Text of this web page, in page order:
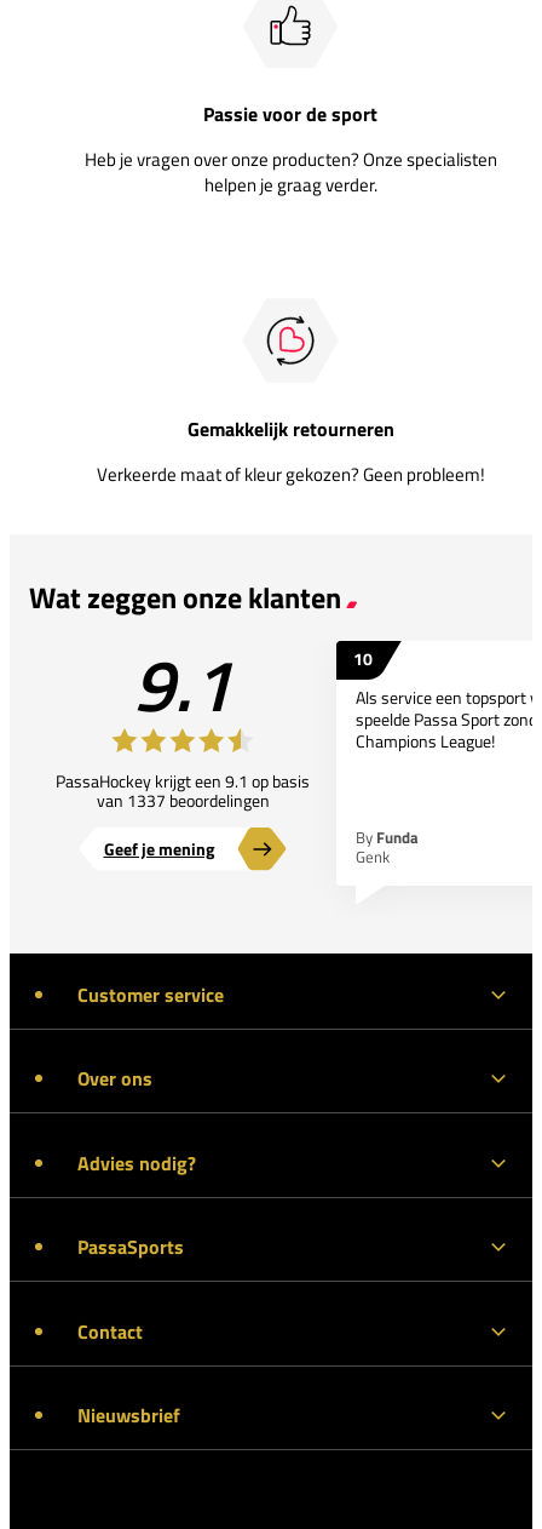
Passie voor de sport
Heb je vragen over onze producten? Onze specialisten
helpen je graag verder.
Gemakkelijk retourneren
Verkeerde maat of kleur gekozen? Geen probleem!
Wat zeggen onze klanten
9.1
PassaHockey krijgt een 9.1 op basis
van 1337 beoordelingen
Geef je mening
10
Als service een topsport
speelde Passa Sport
Champions League!
By Funda
Genk
Customer service
Over ons
Advies nodig?
PassaSports
Contact
Nieuwsbrief